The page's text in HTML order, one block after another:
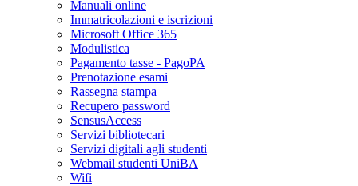
Manuali online
Immatricolazioni e iscrizioni
Microsoft Office 365
Modulistica
Pagamento tasse - PagoPA
Prenotazione esami
Rassegna stampa
Recupero password
SensusAccess
Servizi bibliotecari
Servizi digitali agli studenti
Webmail studenti UniBA
Wifi